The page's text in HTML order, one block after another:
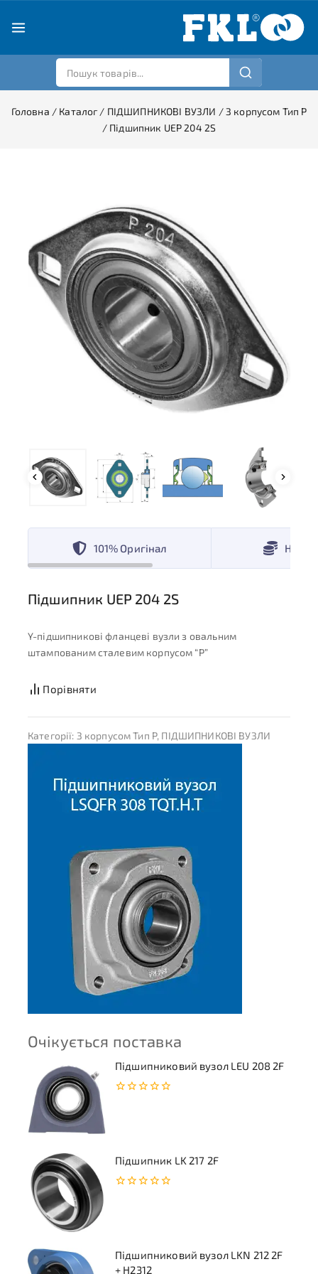
Головна / Каталог / ПІДШИПНИКОВІ ВУЗЛИ /З корпусом Тип P
/ Підшипник UEP 204 2S
Очікується поставка
Підшипниковий вузол LEU 208 2F
Підшипник LK 217 2F
Підшипниковий вузол LKN 212 2F
+ H2312
101% Оригінал
Підшипник UEP 204 2S
Y-підшипникові фланцеві вузли з овальним
штампованим сталевим корпусом “P”
Порівняти
Категорії: З корпусом Тип P, ПІДШИПНИКОВІ ВУЗЛИ